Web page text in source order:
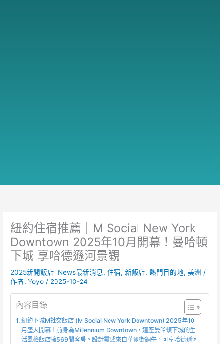
紐約住宿推薦｜M Social New York
Downtown 2025年10月開幕！曼哈頓
下城 享哈德遜河景觀
2025新開飯店, News最新消息,住宿,新飯店,熱門目的地,美洲 /
作者:Yoyo/ 2025-10-24
內容目錄
紐約下城M社交飯店 (M Social New York Downtown) 2025年10
月盛大開幕！前身為Millennium Downtown，這座曼哈頓下城的生
活風格飯店擁569間客房。設計靈感來自華爾街銅牛，可享哈德遜河